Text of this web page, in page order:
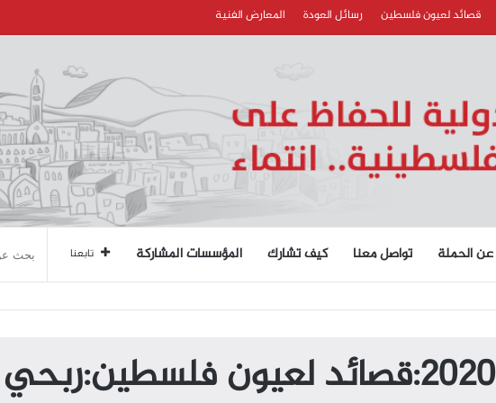
قصائد لعيون فلسطين رسائل العودة المعارض الفنية
عن الحملة تواصل معنا كيف تشارك المؤسسات المشاركة تابعنا